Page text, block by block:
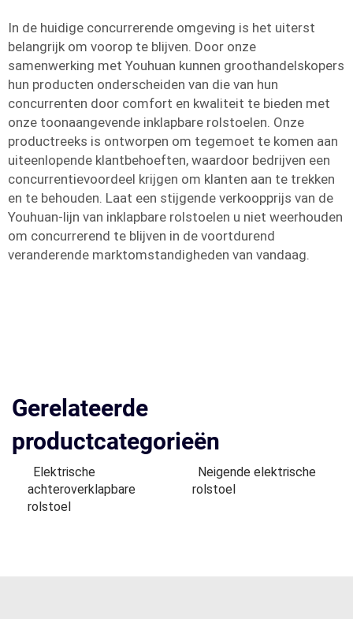
In de huidige concurrerende omgeving is het uiterst
belangrijk om voorop te blijven. Door onze
samenwerking met Youhuan kunnen groothandelskopers
hun producten onderscheiden van die van hun
concurrenten door comfort en kwaliteit te bieden met
onze toonaangevende inklapbare rolstoelen. Onze
productreeks is ontworpen om tegemoet te komen aan
uiteenlopende klantbehoeften, waardoor bedrijven een
concurrentievoordeel krijgen om klanten aan te trekken
en te behouden. Laat een stijgende verkoopprijs van de
Youhuan-lijn van inklapbare rolstoelen u niet weerhouden
om concurrerend te blijven in de voortdurend
veranderende marktomstandigheden van vandaag.
Gerelateerde
productcategorieën
Elektrische
achteroverklapbare
rolstoel
Neigende elektrische
rolstoel